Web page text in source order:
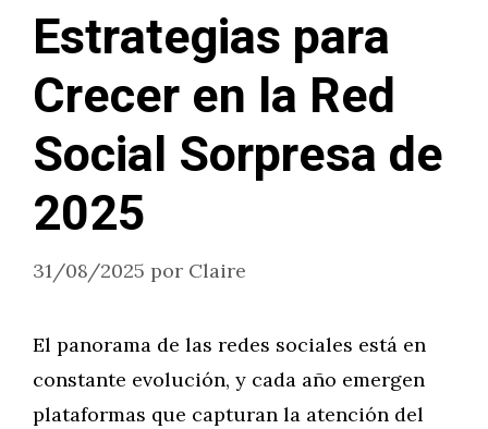
Estrategias para
Crecer en la Red
Social Sorpresa de
2025
31/08/2025 por Claire
El panorama de las redes sociales está en
constante evolución, y cada año emergen
plataformas que capturan la atención del